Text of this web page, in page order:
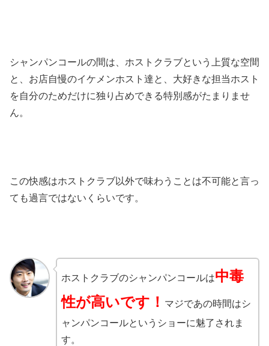
シャンパンコールの間は、ホストクラブという上質な空間
と、お店自慢のイケメンホスト達と、大好きな担当ホスト
を自分のためだけに独り占めできる特別感がたまりませ
ん。
この快感はホストクラブ以外で味わうことは不可能と言っ
ても過言ではないくらいです。
ホストクラブのシャンパンコールは中毒
性が高いです！ マジであの時間はシ
ャンパンコールというショーに魅了されま
す。